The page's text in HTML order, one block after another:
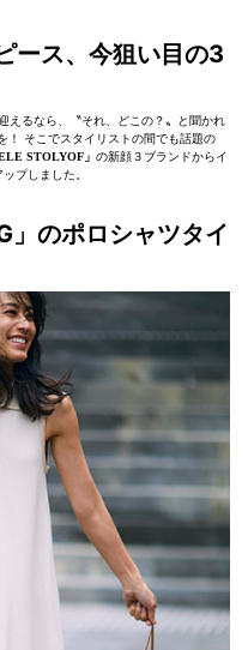
ース、今狙い目の3
えるなら、〝それ、どこの？〟と聞かれ
！ そこでスタイリストの間でも話題の
ELE STOLYOF」 の新顔３ブランドからイ
プしました。
のポロシャツタイ